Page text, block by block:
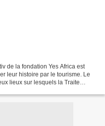
de la fondation Yes Africa est
leur histoire par le tourisme. Le
lieux sur lesquels la Traite